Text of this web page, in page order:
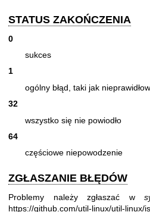
STATUS ZAKOŃCZENIA
0
sukces
1
ogólny błąd, taki jak
32
wszystko się nie powiodło
64
częściowe niepowodzenie
ZGŁASZANIE BŁĘDÓW
Problemy należy zgłaszać w
https://github.com/util-linux/util-linux/